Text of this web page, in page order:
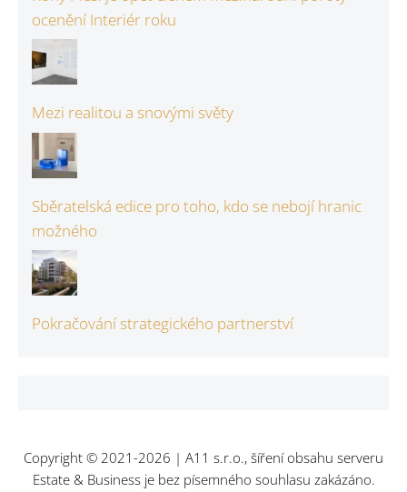
ocenění Interiér roku
Mezi realitou a snovými světy
Sběratelská edice pro toho, kdo se nebojí hranic
možného
Pokračování strategického partnerství
Copyright © 2021-2026 | A11 s.r.o., šíření obsahu serveru
Estate & Business je bez písemného souhlasu zakázáno.